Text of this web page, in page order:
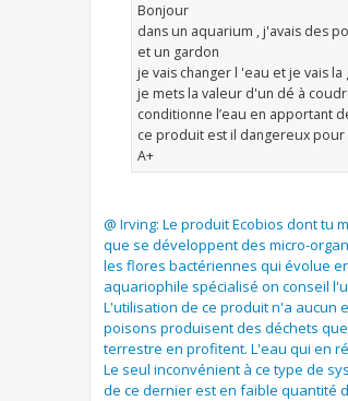
Bonjour
dans un aquarium , j'avais des
et un gardon
je vais changer l 'eau et je vais
je mets la valeur d'un dé à
conditionne l’eau en apportant
ce produit est il dangereux pour
A+
@ Irving: Le produit Ecobios dont
que se développent des micro-
les flores bactériennes qui évolue
aquariophile spécialisé on conseil
L'utilisation de ce produit n'a aucun
poisons produisent des déchets
terrestre en profitent. L'eau qui en
Le seul inconvénient à ce type de
de ce dernier est en faible quantité